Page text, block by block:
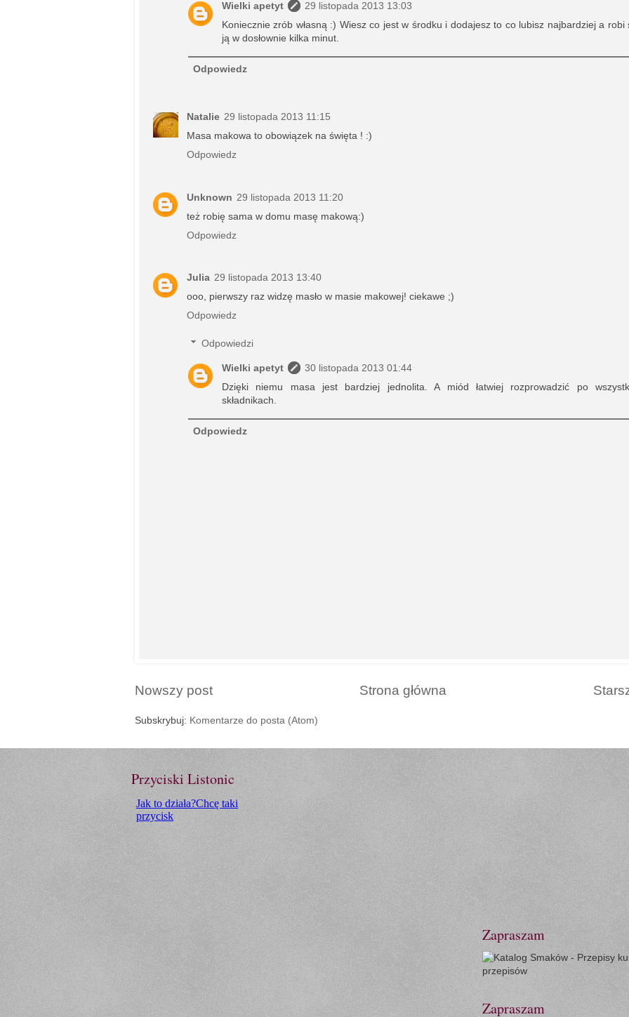
Wielki apetyt
29 listopada 2013 13:03
Koniecznie zrób własną :) Wiesz co jest w środku i dodajesz to co lubisz najbardziej a robi
ją w dosłownie kilka minut.
Odpowiedz
Natalie 29 listopada 2013 11:15
Masa makowa to obowiązek na święta ! :)
Odpowiedz
Unknown 29 listopada 2013 11:20
też robię sama w domu masę makową:)
Odpowiedz
Julia 29 listopada 2013 13:40
ooo, pierwszy raz widzę masło w masie makowej! ciekawe ;)
Odpowiedz
Odpowiedzi
Wielki apetyt
30 listopada 2013 01:44
Dzięki niemu masa jest bardziej jednolita. A miód łatwiej rozprowadzić po
składnikach.
Odpowiedz
Nowszy post Strona główna
Subskrybuj: Komentarze do posta (Atom)
Przyciski Listonic
Zapraszam
Zapraszam